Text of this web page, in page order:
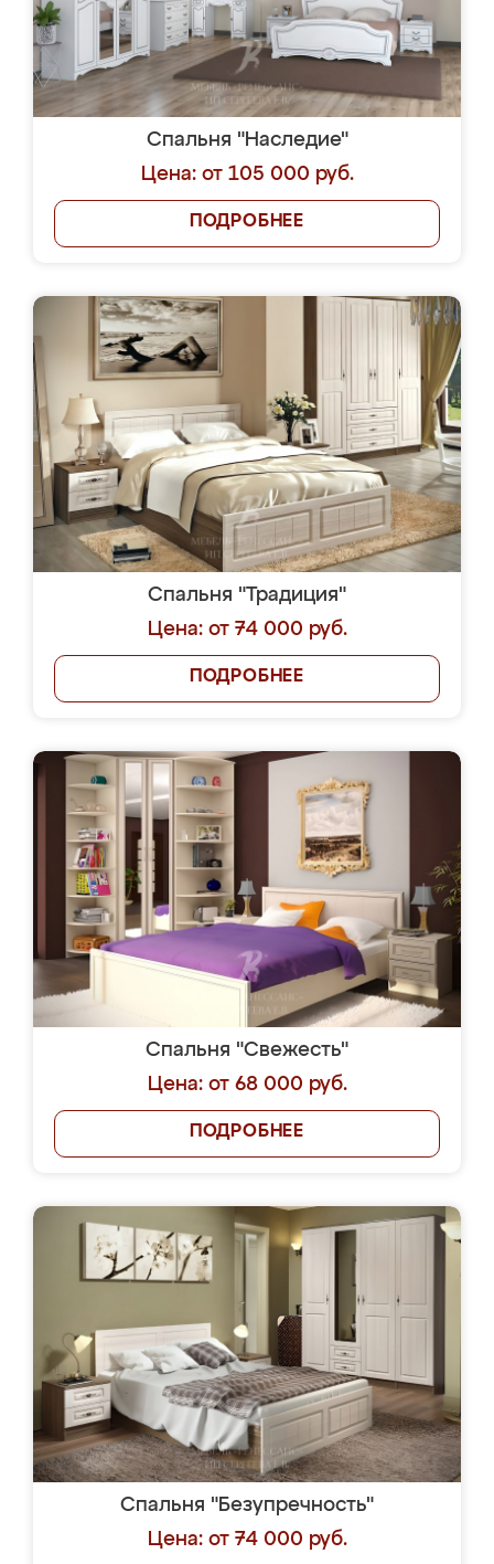
Спальня "Наследие"
Цена: от 105 000 руб.
ПОДРОБНЕЕ
Спальня "Традиция"
Цена: от 74 000 руб.
ПОДРОБНЕЕ
Спальня "Свежесть"
Цена: от 68 000 руб.
ПОДРОБНЕЕ
Спальня "Безупречность"
Цена: от 74 000 руб.